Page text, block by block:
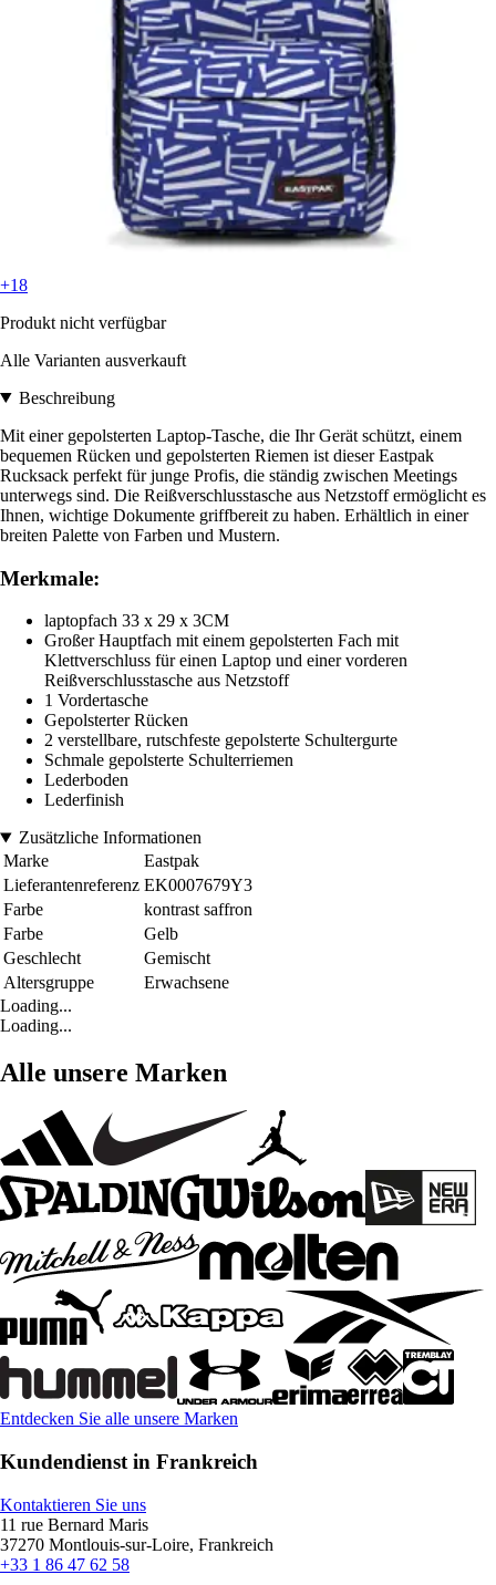
+18
Produkt nicht verfügbar
Alle Varianten ausverkauft
Beschreibung
Mit einer gepolsterten Laptop-Tasche, die Ihr Gerät schützt, einem
bequemen Rücken und gepolsterten Riemen ist dieser Eastpak
Rucksack perfekt für junge Profis, die ständig zwischen Meetings
unterwegs sind. Die Reißverschlusstasche aus Netzstoff ermöglicht es
Ihnen, wichtige Dokumente griffbereit zu haben. Erhältlich in einer
breiten Palette von Farben und Mustern.
Merkmale:
laptopfach 33 x 29 x 3CM
Großer Hauptfach mit einem gepolsterten Fach mit
Klettverschluss für einen Laptop und einer vorderen
Reißverschlusstasche aus Netzstoff
1 Vordertasche
Gepolsterter Rücken
2 verstellbare, rutschfeste gepolsterte Schultergurte
Schmale gepolsterte Schulterriemen
Lederboden
Lederfinish
Zusätzliche Informationen
Marke
Eastpak
Lieferantenreferenz EK0007679Y3
Farbe
kontrast saffron
Farbe
Gelb
Geschlecht
Gemischt
Altersgruppe
Erwachsene
Loading...
Loading...
Alle unsere Marken
Entdecken Sie alle unsere Marken
Kundendienst in Frankreich
Kontaktieren Sie uns
11 rue Bernard Maris
37270 Montlouis-sur-Loire, Frankreich
+33 1 86 47 62 58